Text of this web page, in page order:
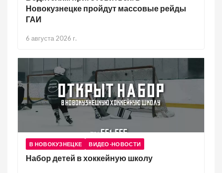
Новокузнецке пройдут массовые рейды
ГАИ
6 августа 2026 г.
В НОВОКУЗНЕЦКЕ ВИДЕО-НОВОСТИ
Набор детей в хоккейную школу